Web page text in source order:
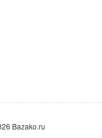
Bazako.ru